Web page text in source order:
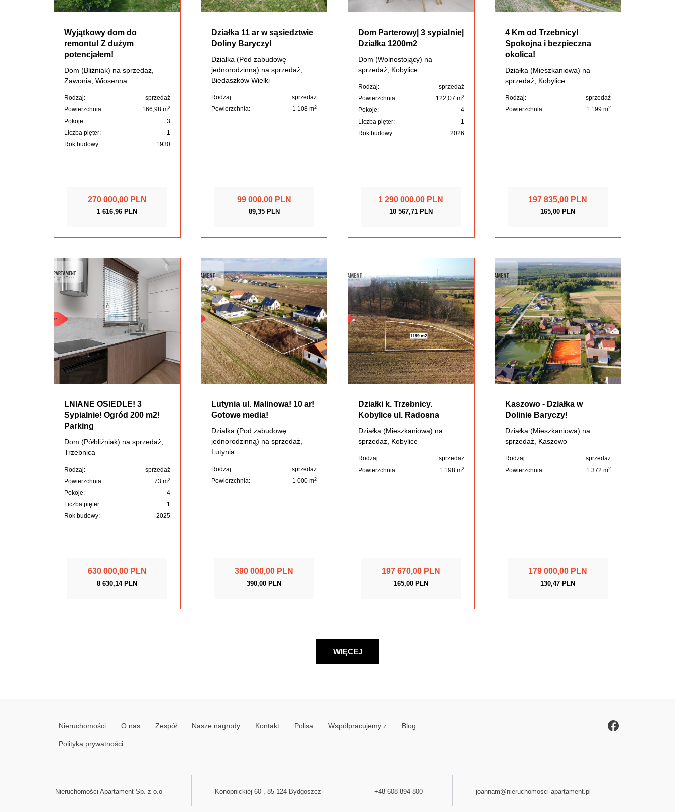
Wyjątkowy dom do
remontu! Z dużym
potencjałem!
Dom (Bliźniak) na sprzedaż,
Zawonia, Wiosenna
Rodzaj:
sprzedaż
Powierzchnia:
166,98 m2
Pokoje:
3
Liczba pięter:
1
Rok budowy:
1930
270 000,00 PLN
1 616,96 PLN
Działka 11 ar w sąsiedztwie
Doliny Baryczy!
Działka (Pod zabudowę
jednorodzinną) na sprzedaż,
Biedaszków Wielki
Rodzaj:
sprzedaż
Powierzchnia:
1 108 m2
99 000,00 PLN
89,35 PLN
Dom Parterowy| 3 sypialnie|
Działka 1200m2
Dom (Wolnostojący) na
sprzedaż, Kobylice
Rodzaj:
sprzedaż
Powierzchnia:
122,07 m2
Pokoje:
4
Liczba pięter:
1
Rok budowy:
2026
1 290 000,00 PLN
10 567,71 PLN
4 Km od Trzebnicy!
Spokojna i bezpieczna
okolica!
Działka (Mieszkaniowa) na
sprzedaż, Kobylice
Rodzaj:
sprzedaż
Powierzchnia:
1 199 m2
197 835,00 PLN
165,00 PLN
LNIANE OSIEDLE! 3
Sypialnie! Ogród 200 m2!
Parking
Dom (Półbliźniak) na sprzedaż,
Trzebnica
Rodzaj:
sprzedaż
Powierzchnia:
73 m2
Pokoje:
4
Liczba pięter:
1
Rok budowy:
2025
630 000,00 PLN
8 630,14 PLN
Lutynia ul. Malinowa! 10 ar!
Gotowe media!
Działka (Pod zabudowę
jednorodzinną) na sprzedaż,
Lutynia
Rodzaj:
sprzedaż
Powierzchnia:
1 000 m2
390 000,00 PLN
390,00 PLN
Działki k. Trzebnicy.
Kobylice ul. Radosna
Działka (Mieszkaniowa) na
sprzedaż, Kobylice
Rodzaj:
sprzedaż
Powierzchnia:
1 198 m2
197 670,00 PLN
165,00 PLN
Kaszowo - Działka w
Dolinie Baryczy!
Działka (Mieszkaniowa) na
sprzedaż, Kaszowo
Rodzaj:
sprzedaż
Powierzchnia:
1 372 m2
179 000,00 PLN
130,47 PLN
WIĘCEJ
Nieruchomości O nas Zespół Nasze nagrody Kontakt Polisa Współpracujemy z Blog
Polityka prywatności
Nieruchomości Apartament Sp. z o.o Konopnickiej 60 , 85-124 Bydgoszcz +48 608 894 800 joannam@nieruchomosci-apartament.pl